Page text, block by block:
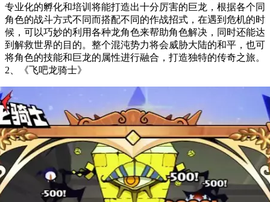
专业化的孵化和培训将能打造出十分厉害的巨龙，根据各个同
角色的战斗方式不同而搭配不同的作战招式，在遇到危机的时
候，可以巧妙的利用各种龙角色来帮助角色解决，同时还能达
到解救世界的目的。整个混沌势力将会威胁大陆的和平，也可
将角色的技能和巨龙的属性进行融合，打造独特的传奇之旅。
2、《飞吧龙骑士》